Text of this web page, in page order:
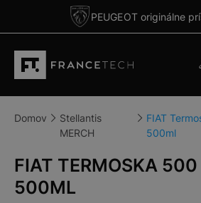
PEUGEOT originálne
Domov
Stellantis
MERCH
FIAT
500ml
FIAT TERMOSKA
500ML